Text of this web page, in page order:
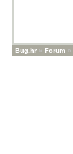
Bug.hr » Forum »